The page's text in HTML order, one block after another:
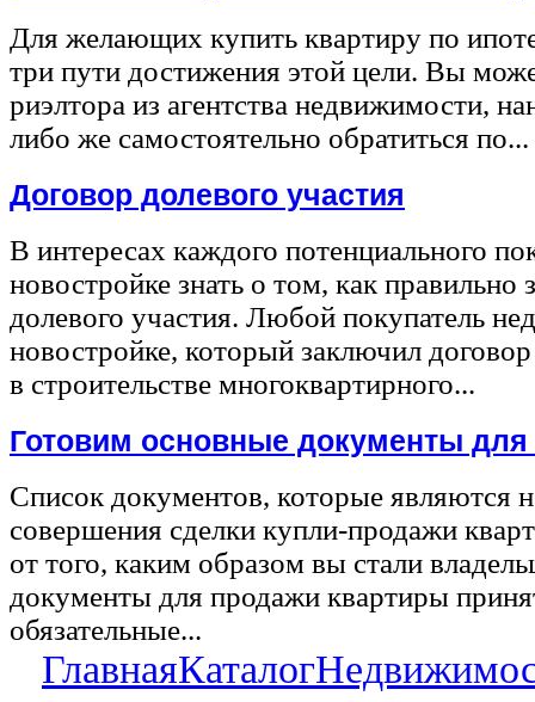
Для желающих купить квартиру по
три пути достижения этой цели. Вы
риэлтора из агентства недвижимости,
либо же самостоятельно обратиться по...
Договор долевого участия
В интересах каждого потенциального
новостройке знать о том, как правильно
долевого участия. Любой покупатель
новостройке, который заключил
в строительстве многоквартирного...
Готовим основные документы
Список документов, которые являются
совершения сделки купли-продажи
от того, каким образом вы стали
документы для продажи квартиры
обязательные...
ГлавнаяКаталог